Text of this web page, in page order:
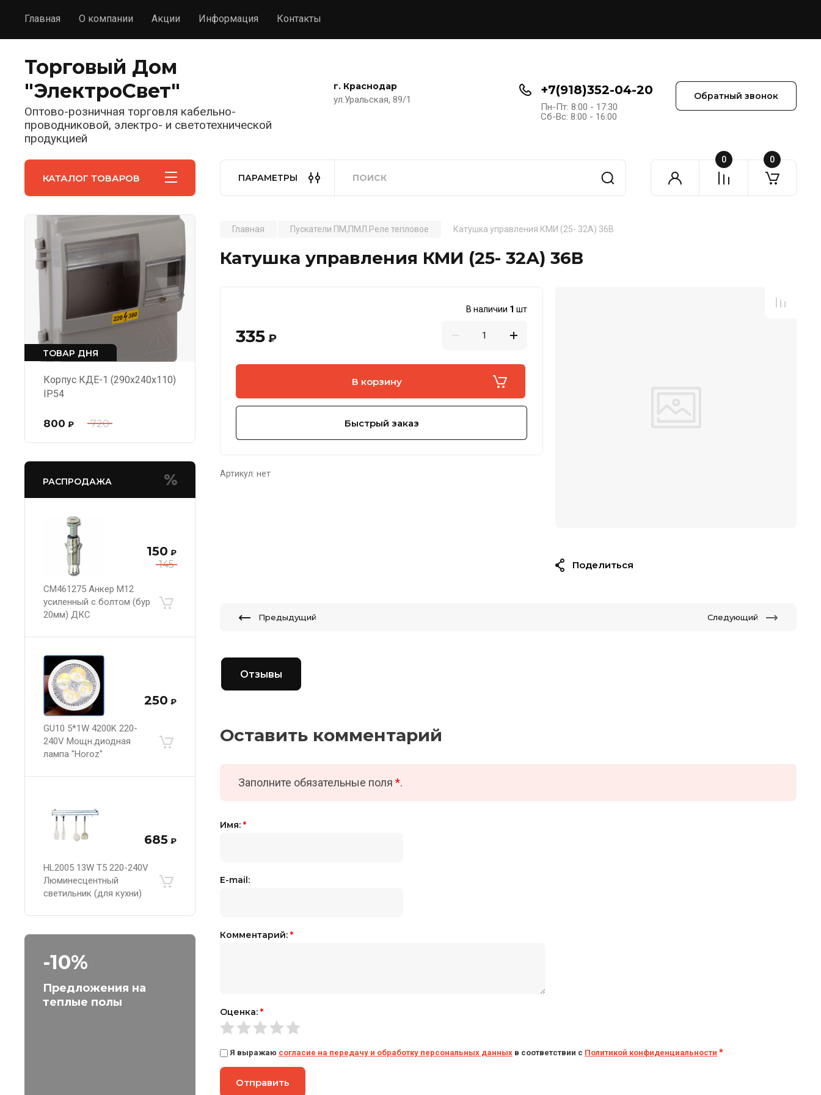
Главная О компании Акции Информация Контакты
Торговый Дом
"ЭлектроСвет"
Оптово-розничная торговля кабельно-
проводниковой, электро- и светотехнической
продукцией
г. Краснодар
ул.Уральская, 89/1
+7(918)352-04-20
Пн-Пт: 8:00 - 17:30
Сб-Вс: 8:00 - 16:00
Обратный звонок
КАТАЛОГ ТОВАРОВ ПАРАМЕТРЫ
0 0
ТОВАР ДНЯ
Корпус КДЕ-1 (290х240х110)
IP54
720
800 ₽
РАСПРОДАЖА
145
150 ₽
CM461275 Анкер М12
усиленный с болтом (бур
20мм) ДКС
250 ₽
GU10 5*1W 4200K 220-
240V Мощн.диодная
лампа "Horoz"
685 ₽
HL2005 13W T5 220-240V
Люминесцентный
светильник (для кухни)
-10%
Предложения на
теплые полы
Главная Пускатели ПМ,ПМЛ.Реле тепловое Катушка управления КМИ (25- 32А) 36В
Катушка управления КМИ (25- 32А) 36В
В наличии 1 шт
335 ₽
В корзину
Быстрый заказ
Артикул: нет
Поделиться
Предыдущий Следующий
Отзывы
Оставить комментарий
Заполните обязательные поля *.
Имя: *
E-mail:
Комментарий: *
Оценка: *
Я выражаю согласие на передачу и обработку персональных данных в соответствии с Политикой конфиденциальности *
Отправить